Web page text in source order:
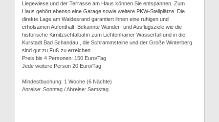
Liegewiese und der Terrasse am Haus können Sie entspannen. Zum
Haus gehört ebenso eine Garage sowie weitere PKW-Stellplätze. Die
direkte Lage am Waldesrand garantiert ihnen eine ruhigen und
erholsamen Aufenthalt. Bekannte Wander- und Ausflugsziele wie die
historische Kirnitzschtalbahn zum Lichtenhainer Wasserfall und in die
Kurstadt Bad Schandau , die Schrammsteine und der Große Winterberg
sind gut zu Fuß zu erreichen.
Preis bis 4 Personen: 150 Euro/Tag
Jede weitere Person 20 Euro/Tag
Mindestbuchung: 1 Woche (6 Nächte)
Anreise: Sonntag / Abreise: Samstag